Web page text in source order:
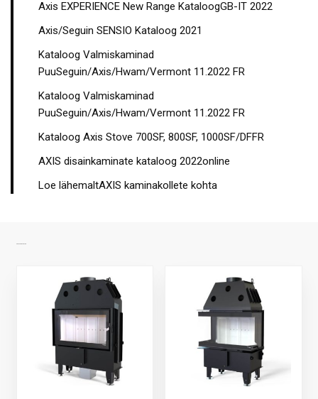
Axis EXPERIENCE New Range KataloogGB-IT 2022
Axis/Seguin SENSIO Kataloog 2021
Kataloog Valmiskaminad
PuuSeguin/Axis/Hwam/Vermont 11.2022 FR
Kataloog Valmiskaminad
PuuSeguin/Axis/Hwam/Vermont 11.2022 FR
Kataloog Axis Stove 700SF, 800SF, 1000SF/DFFR
AXIS disainkaminate kataloog 2022online
Loe lähemaltAXIS kaminakollete kohta